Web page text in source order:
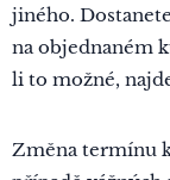
jiného.
na objednaném
li to možné,
Změna termínu